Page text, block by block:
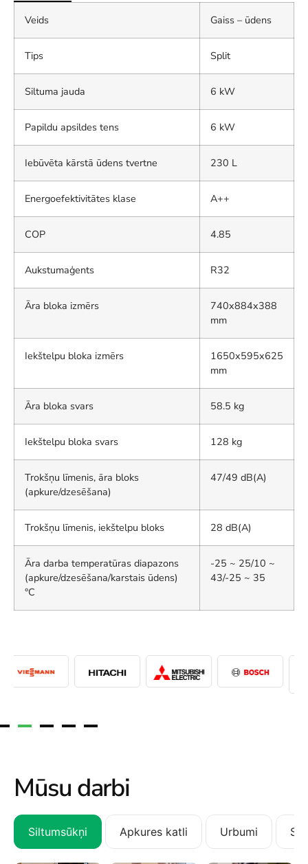
Veids Gaiss – ūdens
Tips Split
Siltuma jauda 6 kW
Papildu apsildes tens 6 kW
Iebūvēta kārstā ūdens tvertne 230 L
Energoefektivitātes klase A++
COP 4.85
Aukstumaģents R32
Āra bloka izmērs
740x884x388
mm
Iekštelpu bloka izmērs
1650x595x625
mm
Āra bloka svars 58.5 kg
Iekštelpu bloka svars 128 kg
Trokšņu līmenis, āra bloks
(apkure/dzesēšana)
47/49 dB(A)
Trokšņu līmenis, iekštelpu bloks 28 dB(A)
Āra darba temperatūras diapazons
(apkure/dzesēšana/karstais ūdens)
°C
-25 ~ 25/10 ~
43/-25 ~ 35
Mūsu darbi
Siltumsūkņi Apkures katli Urbumi